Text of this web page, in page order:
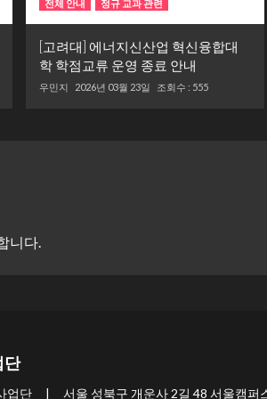
전체 안내 정규 교과 관련
[고려대] 에너지신산업 혁신융합대
학 학점교류 운영 종료 안내
우민지 2026년 03월 23일 조회수 : 555
니다.
단
사업단 | 서울 성북구 개운사 2길 48 서울캠